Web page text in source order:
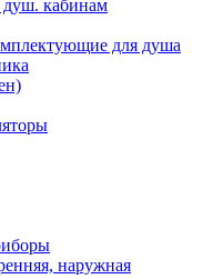
кабинам
для душа
наружная